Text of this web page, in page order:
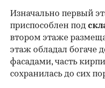
Изначально первый
приспособлен под
втором этаже
этаж обладал богаче
фасадами, часть
сохранилась до сих